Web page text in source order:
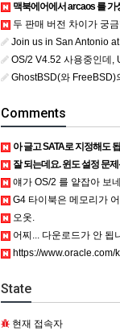
맥북에어에서 arcaos 를 가상으로 돌릴려면 어
두 판매 버전 차이가 궁
Join us in San Antonio at
OS/2 V4.52 사용중인데, USB drive 사
GhostBSD(와 FreeBSD)
Comments
아 글고 SATA로 지정해도 됩니다. 저 글 진짜 이상하네요. 옛날꺼 퍼
잘 되는데요. 윈도 설정 문제신거 같은데. 크롬 브라우저
얘가 OS/2 를 얕잡아 보
G4 타이북은 메모리가 어떻
오옷.
어찌... 다운로드가 안 됩니다. https://
https://www.oracle.com/kr/virtualization/
State
현재 접속자